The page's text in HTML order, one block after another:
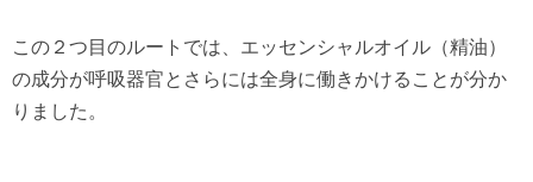
この２つ目のルートでは、エッセンシャルオイル（精油）
の成分が呼吸器官とさらには全身に働きかけることが分か
りました。